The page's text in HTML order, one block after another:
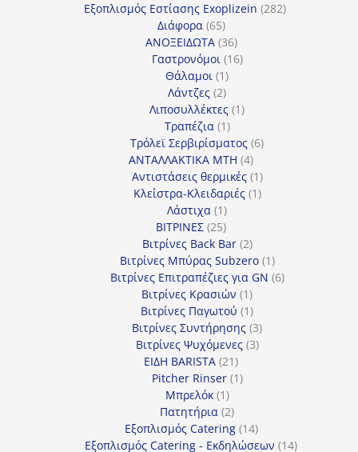
προϊόντα
Εξοπλισμός Εστίασης Exoplizein 282282
Διάφορα 6565
προϊόντα
ΑΝΟΞΕΙΔΩΤΑ 3636
προϊόντα
Γαστρονόμοι 1616
Θάλαμοι 11
προϊόν
Λάντζες 22
προϊόντα
Λιποσυλλέκτες 11
Τραπέζια 11
προϊόν
Τρόλεϊ Σερβιρίσματος 66
ΑΝΤΑΛΛΑΚΤΙΚΑ MTH 44
προϊόντα
Αντιστάσεις θερμικές 11
προϊόν
Κλείστρα-Κλειδαριές 11
Λάστιχα 11
προϊόν
ΒΙΤΡΙΝΕΣ 2525
προϊόντα
Βιτρίνες Back Bar 22
προϊόντα
Βιτρίνες Mπύρας Subzero 11
προϊόν
Βιτρίνες Επιτραπέζιες για GN 66
Βιτρίνες Κρασιών 11
προϊόν
Βιτρίνες Παγωτού 11
προϊόν
Βιτρίνες Συντήρησης 33
προϊόντα
Βιτρίνες Ψυχόμενες 33
ΕΙΔΗ BARISTA 2121
προϊόντα
Pitcher Rinser 11
Μπρελόκ 11
προϊόν
Πατητήρια 22
προϊόντα
Εξοπλισμός Catering 1414
προϊόντα
Εξοπλισμός Catering - Εκδηλώσεων 1414